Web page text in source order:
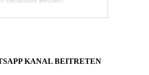
KANAL BEITRETEN